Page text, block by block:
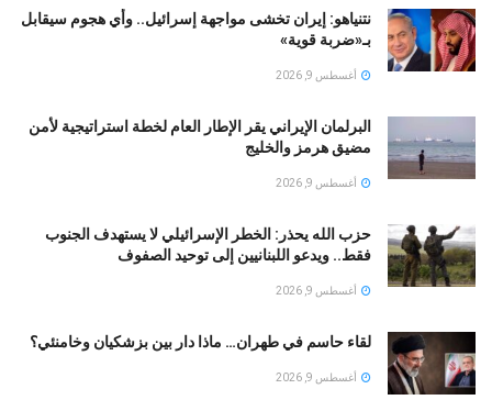
نتنياهو: إيران تخشى مواجهة إسرائيل.. وأي هجوم سيقابل
بـ«ضربة قوية»
أغسطس 9, 2026
البرلمان الإيراني يقر الإطار العام لخطة استراتيجية لأمن
مضيق هرمز والخليج
أغسطس 9, 2026
حزب الله يحذر: الخطر الإسرائيلي لا يستهدف الجنوب
فقط.. ويدعو اللبنانيين إلى توحيد الصفوف
أغسطس 9, 2026
لقاء حاسم في طهران… ماذا دار بين بزشكيان وخامنئي؟
أغسطس 9, 2026